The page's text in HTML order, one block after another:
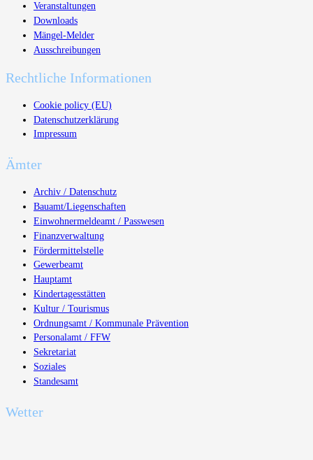
Veranstaltungen
Downloads
Mängel-Melder
Ausschreibungen
Rechtliche Informationen
Cookie policy (EU)
Datenschutzerklärung
Impressum
Ämter
Archiv / Datenschutz
Bauamt/Liegenschaften
Einwohnermeldeamt / Passwesen
Finanzverwaltung
Fördermittelstelle
Gewerbeamt
Hauptamt
Kindertagesstätten
Kultur / Tourismus
Ordnungsamt / Kommunale Prävention
Personalamt / FFW
Sekretariat
Soziales
Standesamt
Wetter